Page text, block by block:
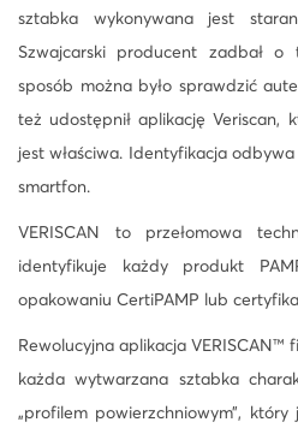
sztabka wykonywana jest
Szwajcarski producent zadbał
sposób można było sprawdzić
też udostępnił aplikację Veriscan,
jest właściwa. Identyfikacja
smartfon.
VERISCAN to przełomowa
identyfikuje każdy produkt
opakowaniu CertiPAMP lub
Rewolucyjna aplikacja VERISCAN™
każda wytwarzana sztabka
„profilem powierzchniowym”,